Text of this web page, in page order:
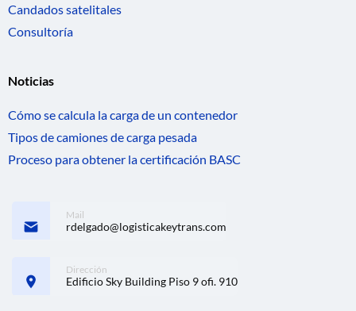
Candados satelitales
Consultoría
Noticias
Cómo se calcula la carga de un contenedor
Tipos de camiones de carga pesada
Proceso para obtener la certificación BASC
Mail
rdelgado@logisticakeytrans.com
Dirección
Edificio Sky Building Piso 9 ofi. 910